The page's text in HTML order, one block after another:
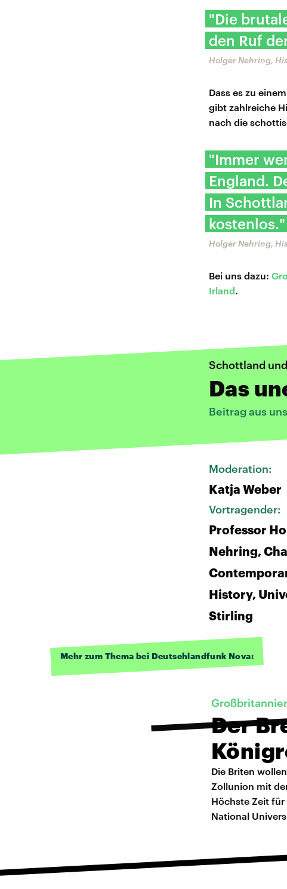
"Die
den Ruf
Holger Nehring,
Dass es zu
gibt zahlreiche
nach die
"Immer
England.
In
kostenlos."
Holger Nehring,
Bei uns dazu:
Irland.
Schottland
Das
Beitrag aus
Moderation:
Katja Weber
Vortragender:
Professor
Nehring,
History,
Stirling
Mehr zum Thema bei Deutschlandfunk Nova:
Der
Die Briten
Zollunion mit
Höchste Zeit für
National